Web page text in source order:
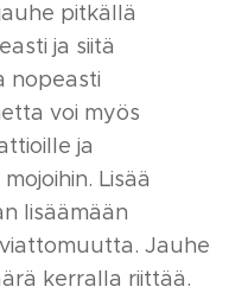
pitkällä
ja siitä
nopeasti
voi myös
ja
Lisää
lisäämään
Jauhe
kerralla riittää.